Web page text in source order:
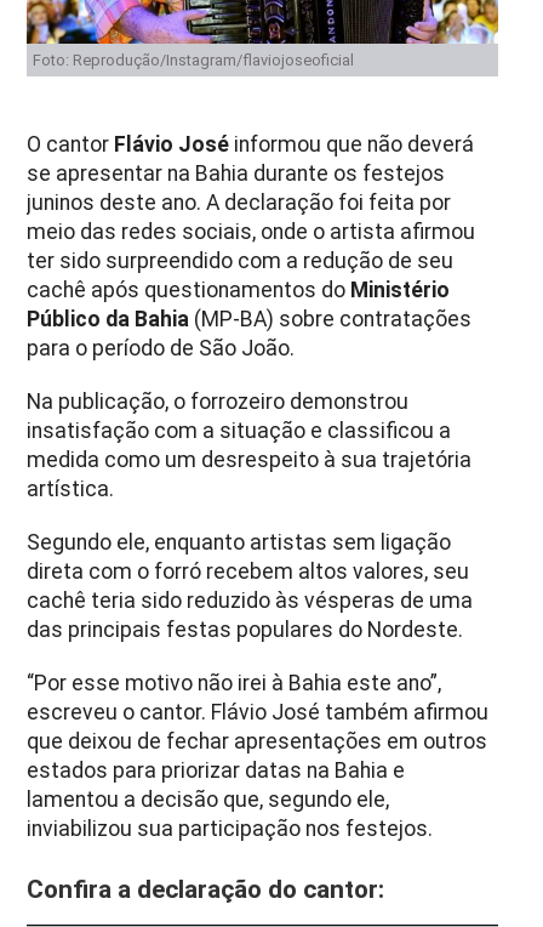
Foto: Reprodução/Instagram/flaviojoseoficial
O cantor Flávio José informou que não deverá
se apresentar na Bahia durante os festejos
juninos deste ano. A declaração foi feita por
meio das redes sociais, onde o artista afirmou
ter sido surpreendido com a redução de seu
cachê após questionamentos do Ministério
Público da Bahia (MP-BA) sobre contratações
para o período de São João.
Na publicação, o forrozeiro demonstrou
insatisfação com a situação e classificou a
medida como um desrespeito à sua trajetória
artística.
Segundo ele, enquanto artistas sem ligação
direta com o forró recebem altos valores, seu
cachê teria sido reduzido às vésperas de uma
das principais festas populares do Nordeste.
“Por esse motivo não irei à Bahia este ano”,
escreveu o cantor. Flávio José também afirmou
que deixou de fechar apresentações em outros
estados para priorizar datas na Bahia e
lamentou a decisão que, segundo ele,
inviabilizou sua participação nos festejos.
Confira a declaração do cantor: